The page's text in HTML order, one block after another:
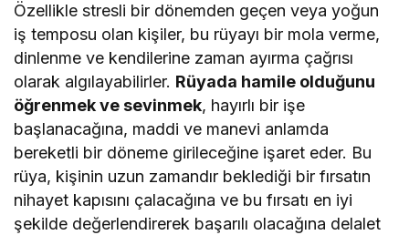
Özellikle stresli bir dönemden geçen veya yoğun
iş temposu olan kişiler, bu rüyayı bir mola verme,
dinlenme ve kendilerine zaman ayırma çağrısı
olarak algılayabilirler. Rüyada hamile olduğunu
öğrenmek ve sevinmek, hayırlı bir işe
başlanacağına, maddi ve manevi anlamda
bereketli bir döneme girileceğine işaret eder. Bu
rüya, kişinin uzun zamandır beklediği bir fırsatın
nihayet kapısını çalacağına ve bu fırsatı en iyi
şekilde değerlendirerek başarılı olacağına delalet